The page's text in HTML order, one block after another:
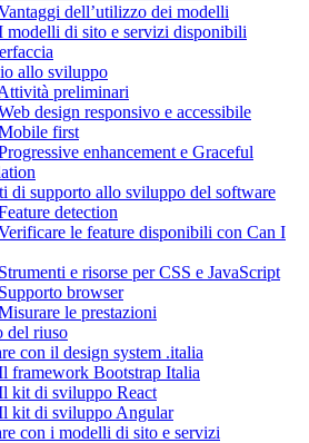
dell’utilizzo dei modelli
modelli di sito e servizi disponibili
allo sviluppo
preliminari
design responsivo e accessibile
first
enhancement e Graceful
di supporto allo sviluppo del software
detection
le feature disponibili con Can I
e risorse per CSS e JavaScript
browser
le prestazioni
del riuso
con il design system .italia
framework Bootstrap Italia
kit di sviluppo React
kit di sviluppo Angular
con i modelli di sito e servizi